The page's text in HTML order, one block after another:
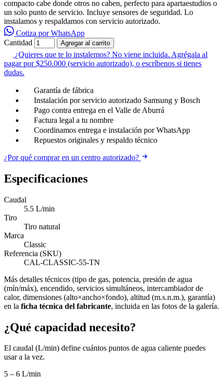
compacto cabe donde otros no caben, perfecto para apartaestudios o
un solo punto de servicio. Incluye sensores de seguridad. Lo
instalamos y respaldamos con servicio autorizado.
Cotiza por WhatsApp
Cantidad
Agregar al carrito
¿Quieres que te lo instalemos? No viene incluida. Agrégala al
pagar por $250.000 (servicio autorizado), o escríbenos si tienes
dudas.
Garantía de fábrica
Instalación por servicio autorizado Samsung y Bosch
Pago contra entrega en el Valle de Aburrá
Factura legal a tu nombre
Coordinamos entrega e instalación por WhatsApp
Repuestos originales y respaldo técnico
¿Por qué comprar en un centro autorizado?
Especificaciones
Caudal
5.5 L/min
Tiro
Tiro natural
Marca
Classic
Referencia (SKU)
CAL-CLASSIC-55-TN
Más detalles técnicos (tipo de gas, potencia, presión de agua
(mín/máx), encendido, servicios simultáneos, intercambiador de
calor, dimensiones (alto×ancho×fondo), altitud (m.s.n.m.), garantía)
en la ficha técnica del fabricante, incluida en las fotos de la galería.
¿Qué capacidad necesito?
El caudal (L/min) define cuántos puntos de agua caliente puedes
usar a la vez.
5 – 6 L/min